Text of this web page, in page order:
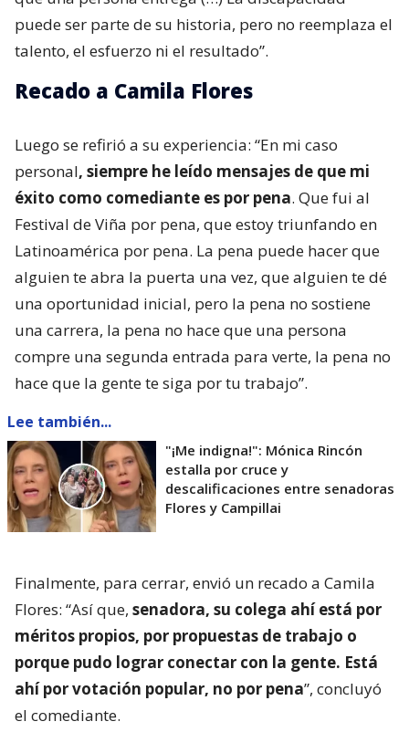
puede ser parte de su historia, pero no reemplaza el
talento, el esfuerzo ni el resultado”.
Recado a Camila Flores
Luego se refirió a su experiencia: “En mi caso
personal, siempre he leído mensajes de que mi
éxito como comediante es por pena. Que fui al
Festival de Viña por pena, que estoy triunfando en
Latinoamérica por pena. La pena puede hacer que
alguien te abra la puerta una vez, que alguien te dé
una oportunidad inicial, pero la pena no sostiene
una carrera, la pena no hace que una persona
compre una segunda entrada para verte, la pena no
hace que la gente te siga por tu trabajo”.
Lee también...
"¡Me indigna!": Mónica Rincón
estalla por cruce y
descalificaciones entre senadoras
Flores y Campillai
Finalmente, para cerrar, envió un recado a Camila
Flores: “Así que, senadora, su colega ahí está por
méritos propios, por propuestas de trabajo o
porque pudo lograr conectar con la gente. Está
ahí por votación popular, no por pena”, concluyó
el comediante.